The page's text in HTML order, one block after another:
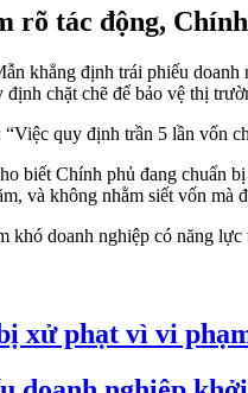
rõ tác động,
khẳng định trái phiếu
chặt chẽ để bảo vệ thị
quy định trần 5 lần vốn
biết Chính phủ đang chuẩn
và không nhằm siết vốn mà
khó doanh nghiệp có năng
xử phạt vì vi